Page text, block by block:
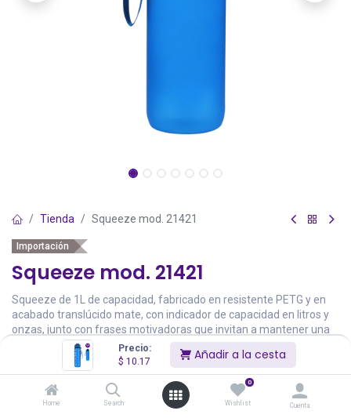
Precio:
$ 10.17 Añadir a la cesta
Home Search
0
Wishlist Cuenta
Tienda Squeeze mod. 21421
Importación
Squeeze mod. 21421
Squeeze de 1L de capacidad, fabricado en resistente PETG y en
acabado translúcido mate, con indicador de capacidad en litros y
onzas, junto con frases motivadoras que invitan a mantener una
adecuada hidratación. Con tapón negro de rosca. Incluye
dosificador con cierre de seguridad y cómoda cinta de transporte.
Libre de BPA.
10.17